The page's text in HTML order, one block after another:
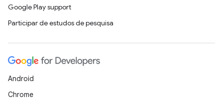
Google Play support
Participar de estudos de pesquisa
Android
Chrome